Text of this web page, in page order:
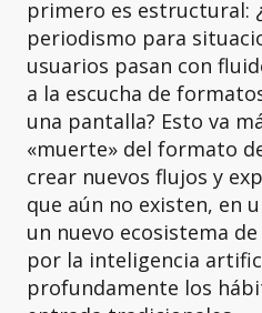
primero es estructural:
periodismo para
usuarios pasan con
a la escucha de
una pantalla? Esto va
«muerte» del formato
crear nuevos flujos y
que aún no existen, en
un nuevo ecosistema
por la inteligencia
profundamente los